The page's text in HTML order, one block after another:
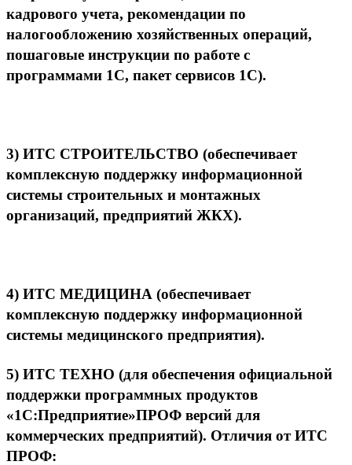
кадрового учета, рекомендации по
налогообложению хозяйственных операций,
пошаговые инструкции по работе с
программами 1С, пакет сервисов 1С).
3) ИТС СТРОИТЕЛЬСТВО (обеспечивает
комплексную поддержку информационной
системы строительных и монтажных
организаций, предприятий ЖКХ).
4) ИТС МЕДИЦИНА (обеспечивает
комплексную поддержку информационной
системы медицинского предприятия).
5) ИТС ТЕХНО (для обеспечения официальной
поддержки программных продуктов
«1С:Предприятие»ПРОФ версий для
коммерческих предприятий). Отличия от ИТС
ПРОФ: